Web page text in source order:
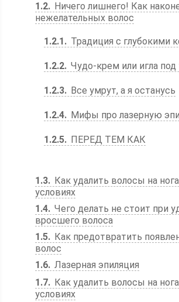
1.2
Ничего лишнего! Как
нежелательных волос
1.2.1 Традиция с глубокими
1.2.2 Чудо-крем или игла под
1.2.3 Все умрут, а я останусь
1.2.4 Мифы про лазерную
1.2.5 ПЕРЕД ТЕМ КАК
1.3
Как удалить волосы на
условиях
1.4 Чего делать не стоит при
вросшего волоса
1.5
Как предотвратить
волос
1.6 Лазерная эпиляция
1.7
Как удалить волосы на
условиях